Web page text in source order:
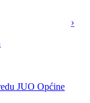
JUO Općine